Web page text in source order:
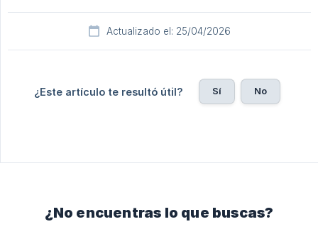
Actualizado el: 25/04/2026
¿Este artículo te resultó útil? Sí No
¿No encuentras lo que buscas?